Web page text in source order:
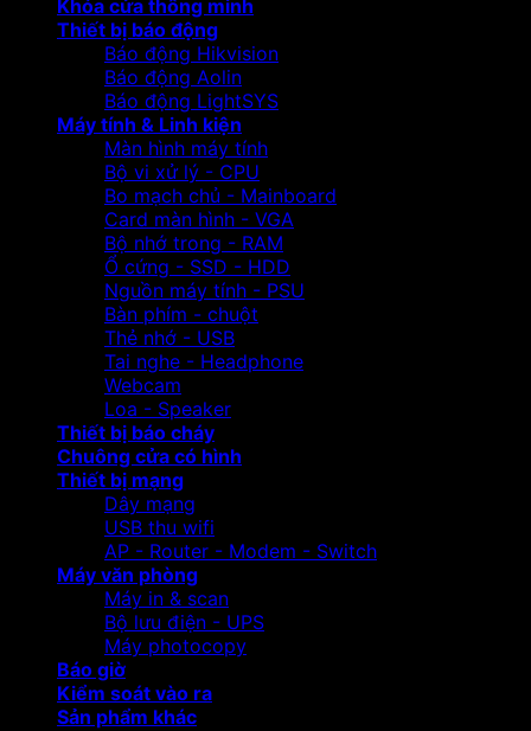
Khóa cửa thông minh
Thiết bị báo động
Báo động Hikvision
Báo động Aolin
Báo động LightSYS
Máy tính & Linh kiện
Màn hình máy tính
Bộ vi xử lý - CPU
Bo mạch chủ - Mainboard
Card màn hình - VGA
Bộ nhớ trong - RAM
Ổ cứng - SSD - HDD
Nguồn máy tính - PSU
Bàn phím - chuột
Thẻ nhớ - USB
Tai nghe - Headphone
Webcam
Loa - Speaker
Thiết bị báo cháy
Chuông cửa có hình
Thiết bị mạng
Dây mạng
USB thu wifi
AP - Router - Modem - Switch
Máy văn phòng
Máy in & scan
Bộ lưu điện - UPS
Máy photocopy
Báo giờ
Kiểm soát vào ra
Sản phẩm khác